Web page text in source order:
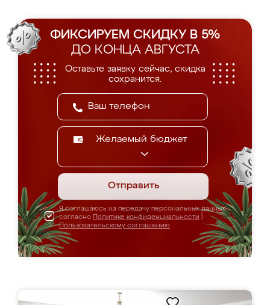
ФИКСИРУЕМ СКИДКУ В 5%
ДО КОНЦА АВГУСТА
Оставьте заявку сейчас, скидка
сохранится.
Желаемый бюджет
Отправить
Я соглашаюсь на передачу персональных данных
согласно Политике конфиденциальности
Пользовательскому соглашению